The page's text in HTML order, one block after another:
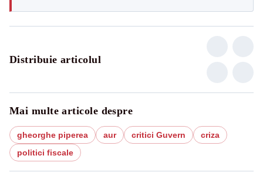
Distribuie articolul
Mai multe articole despre
gheorghe piperea aur critici Guvern
criza
politici fiscale